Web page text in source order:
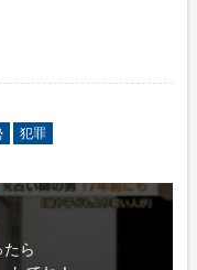
犯罪
ら